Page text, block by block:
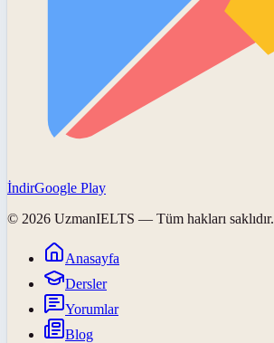
İndirGoogle Play
© 2026 UzmanIELTS — Tüm hakları saklıdır.
Anasayfa
Dersler
Yorumlar
Blog